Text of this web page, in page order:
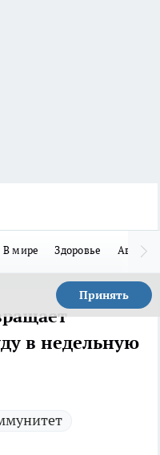
В мире Здоровье Авто
Принять
в недельную